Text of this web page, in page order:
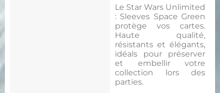
Le Star Wars Unlimited
: Sleeves Space Green
protège vos cartes.
Haute qualité,
résistants et élégants,
idéals pour préserver
et embellir votre
collection lors des
parties.